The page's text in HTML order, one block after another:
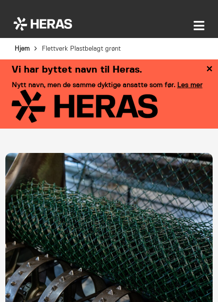
Hjem Flettverk Plastbelagt grønt
×
Vi har byttet navn til Heras.
Nytt navn, men de samme dyktige ansatte som før. Les mer